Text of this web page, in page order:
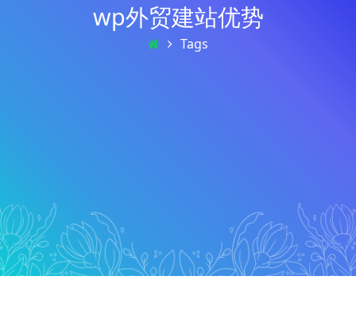
wp外贸建站优势
Tags